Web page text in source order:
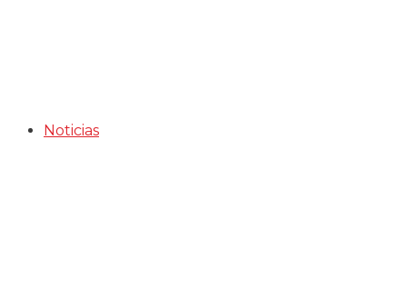
Noticias